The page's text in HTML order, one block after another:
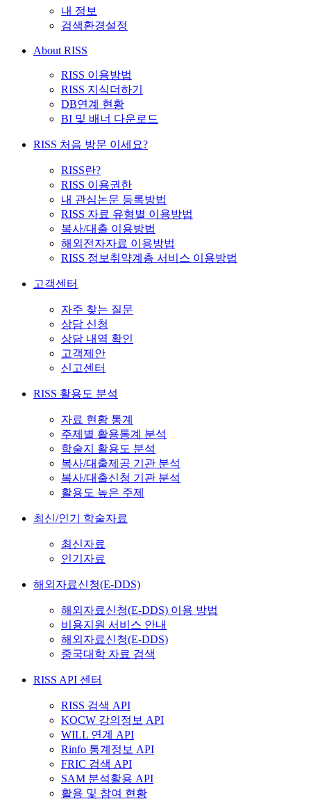
내 정보
검색환경설정
About RISS
RISS 이용방법
RISS 지식더하기
DB연계 현황
BI 및 배너 다운로드
RISS 처음 방문 이세요?
RISS란?
RISS 이용권한
내 관심논문 등록방법
RISS 자료 유형별 이용방법
복사/대출 이용방법
해외전자자료 이용방법
RISS 정보취약계층 서비스 이용방법
고객센터
자주 찾는 질문
상담 신청
상담 내역 확인
고객제안
신고센터
RISS 활용도 분석
자료 현황 통계
주제별 활용통계 분석
학술지 활용도 분석
복사/대출제공 기관 분석
복사/대출신청 기관 분석
활용도 높은 주제
최신/인기 학술자료
최신자료
인기자료
해외자료신청(E-DDS)
해외자료신청(E-DDS) 이용 방법
비용지원 서비스 안내
해외자료신청(E-DDS)
중국대학 자료 검색
RISS API 센터
RISS 검색 API
KOCW 강의정보 API
WILL 연계 API
Rinfo 통계정보 API
FRIC 검색 API
SAM 분석활용 API
활용 및 참여 현황